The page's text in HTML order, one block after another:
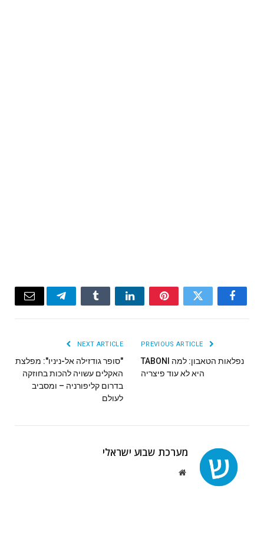
Facebook
Twitter
Pinterest
LinkedIn
Tumblr
Telegram
Email
נפלאות הטאבון: למה TABONI
היא לא עוד פיצריה
NEXT ARTICLE
"סופר גודזילה אל-ניניו": מפלצת
האקלים עשויה להכות בחוזקה
בדרום קליפורניה – ומסביב
לעולם
מערכת שבוע ישראלי
Website